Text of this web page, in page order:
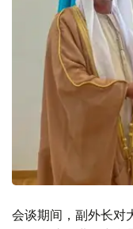
会谈期间，副外长对